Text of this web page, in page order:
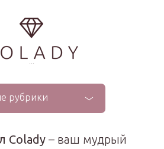
...
рубрики
Colady – ваш мудрый